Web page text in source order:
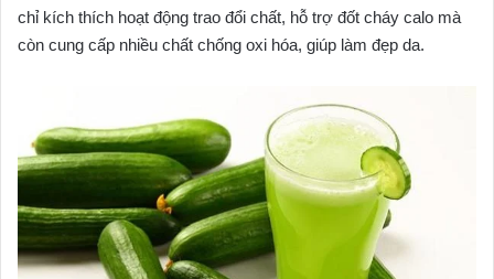
chỉ kích thích hoạt động trao đổi chất, hỗ trợ đốt cháy calo mà
còn cung cấp nhiều chất chống oxi hóa, giúp làm đẹp da.